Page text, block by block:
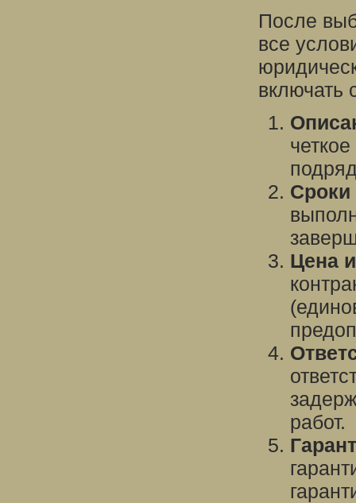
После
все
включать
Цена
работ.